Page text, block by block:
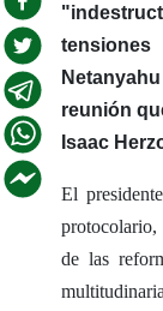
reunión
Isaac
El
de las